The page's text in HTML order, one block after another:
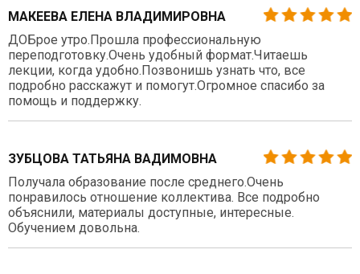
МАКЕЕВА ЕЛЕНА ВЛАДИМИРОВНА
ДОБрое утро.Прошла профессиональную
переподготовку.Очень удобный формат.Читаешь
лекции, когда удобно.Позвонишь узнать что, все
подробно расскажут и помогут.Огромное спасибо за
помощь и поддержку.
ЗУБЦОВА ТАТЬЯНА ВАДИМОВНА
Получала образование после среднего.Очень
понравилось отношение коллектива. Все подробно
объяснили, материалы доступные, интересные.
Обучением довольна.